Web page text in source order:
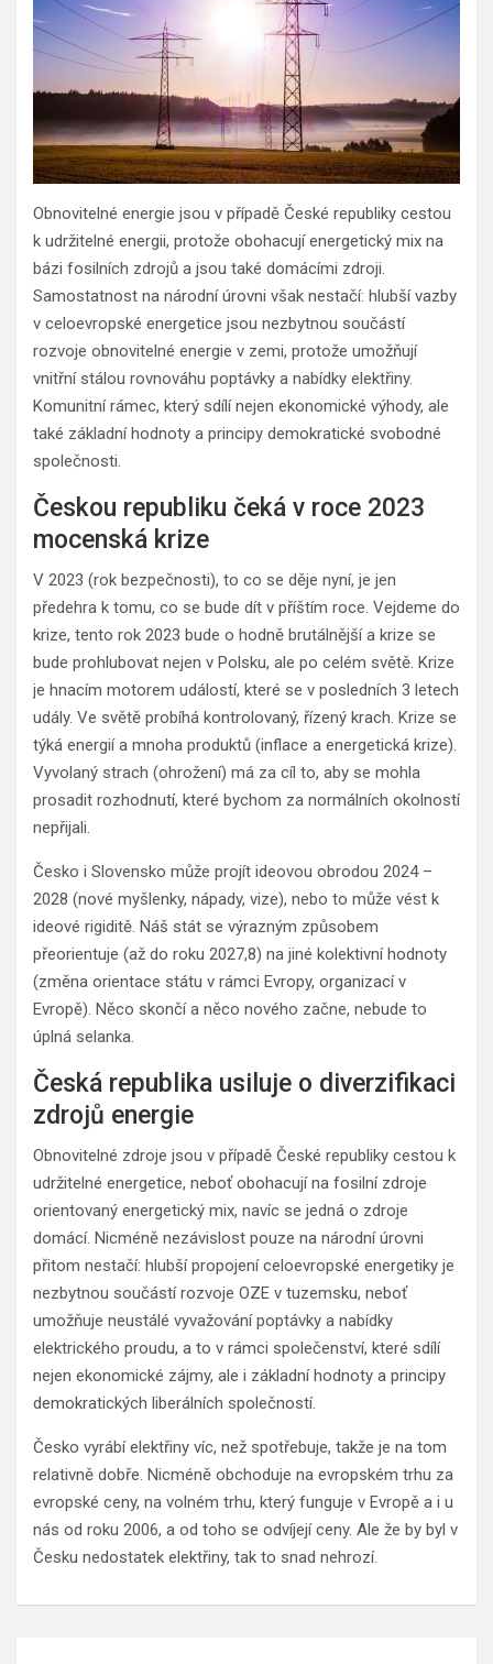
Obnovitelné energie jsou v případě České republiky cestou
k udržitelné energii, protože obohacují energetický mix na
bázi fosilních zdrojů a jsou také domácími zdroji.
Samostatnost na národní úrovni však nestačí: hlubší vazby
v celoevropské energetice jsou nezbytnou součástí
rozvoje obnovitelné energie v zemi, protože umožňují
vnitřní stálou rovnováhu poptávky a nabídky elektřiny.
Komunitní rámec, který sdílí nejen ekonomické výhody, ale
také základní hodnoty a principy demokratické svobodné
společnosti.
Českou republiku čeká v roce 2023
mocenská krize
V 2023 (rok bezpečnosti), to co se děje nyní, je jen
předehra k tomu, co se bude dít v příštím roce. Vejdeme do
krize, tento rok 2023 bude o hodně brutálnější a krize se
bude prohlubovat nejen v Polsku, ale po celém světě. Krize
je hnacím motorem událostí, které se v posledních 3 letech
udály. Ve světě probíhá kontrolovaný, řízený krach. Krize se
týká energií a mnoha produktů (inflace a energetická krize).
Vyvolaný strach (ohrožení) má za cíl to, aby se mohla
prosadit rozhodnutí, které bychom za normálních okolností
nepřijali.
Česko i Slovensko může projít ideovou obrodou 2024 –
2028 (nové myšlenky, nápady, vize), nebo to může vést k
ideové rigiditě. Náš stát se výrazným způsobem
přeorientuje (až do roku 2027,8) na jiné kolektivní hodnoty
(změna orientace státu v rámci Evropy, organizací v
Evropě). Něco skončí a něco nového začne, nebude to
úplná selanka.
Česká republika usiluje o diverzifikaci
zdrojů energie
Obnovitelné zdroje jsou v případě České republiky cestou k
udržitelné energetice, neboť obohacují na fosilní zdroje
orientovaný energetický mix, navíc se jedná o zdroje
domácí. Nicméně nezávislost pouze na národní úrovni
přitom nestačí: hlubší propojení celoevropské energetiky je
nezbytnou součástí rozvoje OZE v tuzemsku, neboť
umožňuje neustálé vyvažování poptávky a nabídky
elektrického proudu, a to v rámci společenství, které sdílí
nejen ekonomické zájmy, ale i základní hodnoty a principy
demokratických liberálních společností.
Česko vyrábí elektřiny víc, než spotřebuje, takže je na tom
relativně dobře. Nicméně obchoduje na evropském trhu za
evropské ceny, na volném trhu, který funguje v Evropě a i u
nás od roku 2006, a od toho se odvíjejí ceny. Ale že by byl v
Česku nedostatek elektřiny, tak to snad nehrozí.